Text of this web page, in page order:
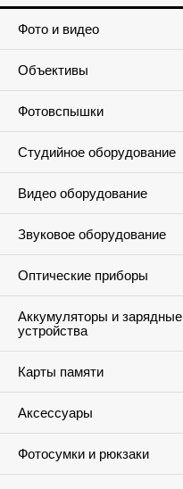
Фото и видео
Объективы
Фотовспышки
Студийное оборудование
Видео оборудование
Звуковое оборудование
Оптические приборы
Аккумуляторы и зарядные
устройства
Карты памяти
Аксессуары
Фотосумки и рюкзаки